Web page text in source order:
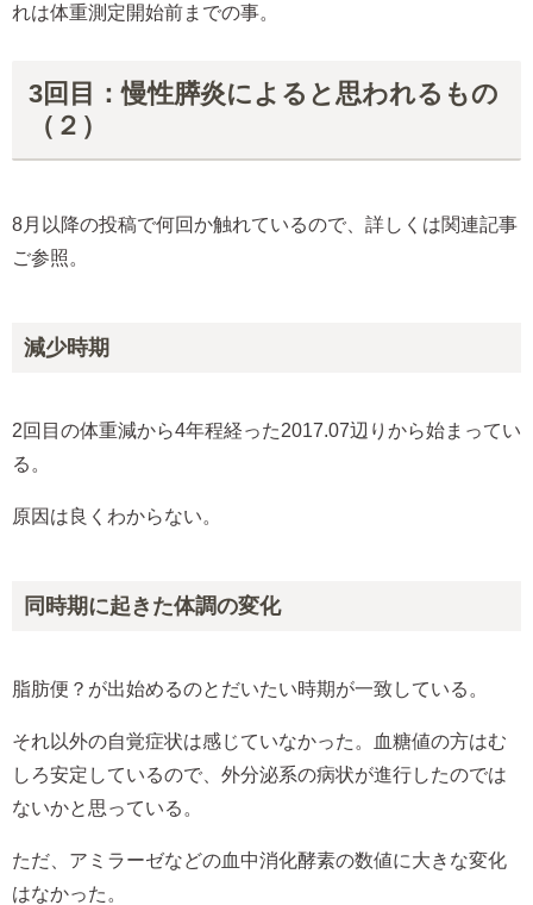
れは体重測定開始前までの事。
3回目：慢性膵炎によると思われるもの
（２）
8月以降の投稿で何回か触れているので、詳しくは関連記事
ご参照。
減少時期
2回目の体重減から4年程経った2017.07辺りから始まってい
る。
原因は良くわからない。
同時期に起きた体調の変化
脂肪便？が出始めるのとだいたい時期が一致している。
それ以外の自覚症状は感じていなかった。血糖値の方はむ
しろ安定しているので、外分泌系の病状が進行したのでは
ないかと思っている。
ただ、アミラーゼなどの血中消化酵素の数値に大きな変化
はなかった。